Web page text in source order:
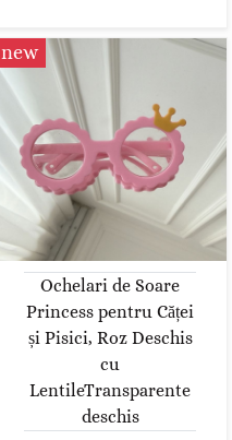
new
Ochelari de Soare
Princess pentru Căței
și Pisici, Roz Deschis
cu
LentileTransparente
deschis